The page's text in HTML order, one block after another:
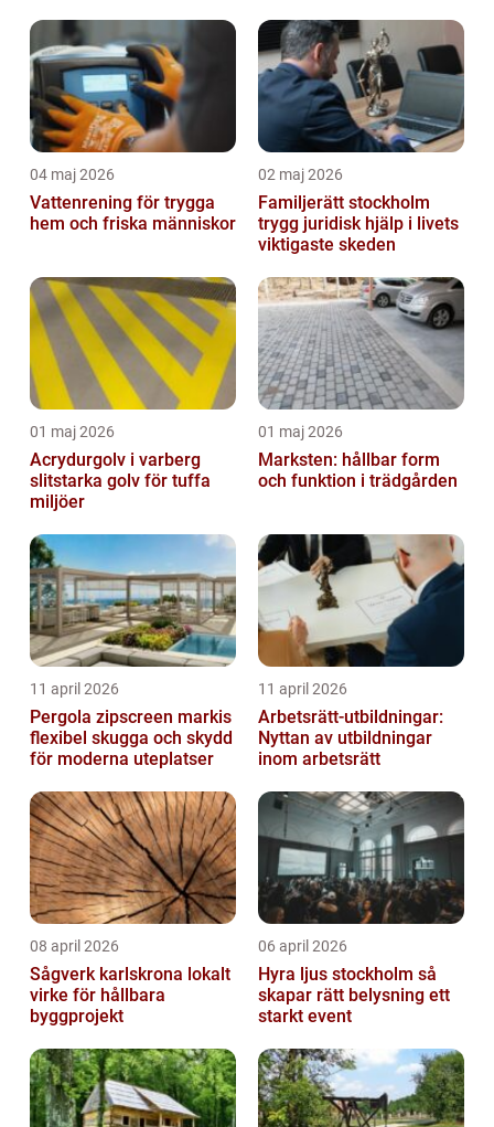
inomhusklimat
04 maj 2026
Vattenrening för trygga
hem och friska människor
02 maj 2026
Familjerätt stockholm
trygg juridisk hjälp i livets
viktigaste skeden
01 maj 2026
Acrydurgolv i varberg
slitstarka golv för tuffa
miljöer
01 maj 2026
Marksten: hållbar form
och funktion i trädgården
11 april 2026
Pergola zipscreen markis
flexibel skugga och skydd
för moderna uteplatser
11 april 2026
Arbetsrätt-utbildningar:
Nyttan av utbildningar
inom arbetsrätt
08 april 2026
Sågverk karlskrona lokalt
virke för hållbara
byggprojekt
06 april 2026
Hyra ljus stockholm så
skapar rätt belysning ett
starkt event